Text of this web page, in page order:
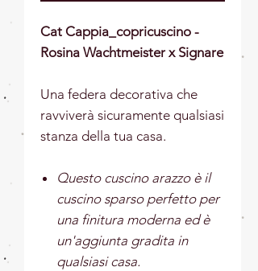
Cat Cappia_copricuscino -
Rosina Wachtmeister x Signare
Una federa decorativa che
ravviverà sicuramente qualsiasi
stanza della tua casa.
Questo cuscino arazzo è il
cuscino sparso perfetto per
una finitura moderna ed è
un'aggiunta gradita in
qualsiasi casa.